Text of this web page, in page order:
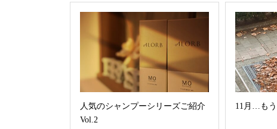
人気のシャンプーシリーズご紹介
Vol.2
11月…もう